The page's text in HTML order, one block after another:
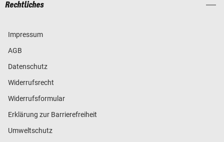
Rechtliches
Impressum
AGB
Datenschutz
Widerrufsrecht
Widerrufsformular
Erklärung zur Barrierefreiheit
Umweltschutz